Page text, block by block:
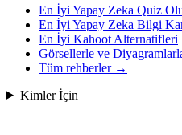
En İyi Yapay Zeka Quiz
En İyi Yapay Zeka Bilgi
En İyi Kahoot Alternatifleri
Görsellerle ve
Tüm rehberler→
Kimler İçin